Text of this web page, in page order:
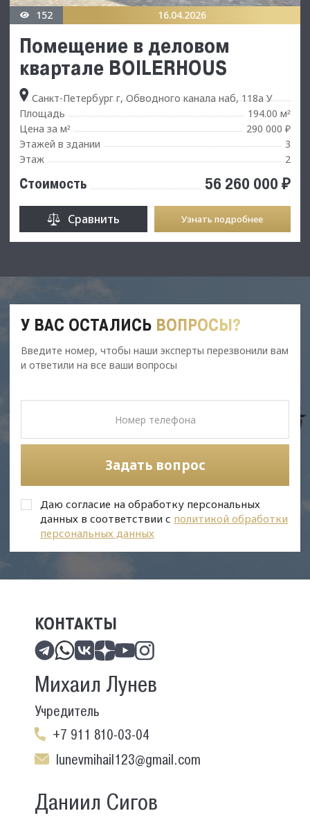
152 16.04.2026
Помещение в дeловом
квартaлe BOILERHОUS
Санкт-Петербург г, Обводного канала наб, 118а У
Площадь
194.00 м²
Цена за м²
290 000 ₽
Этажей в здании
3
Этаж
2
Стоимость 56 260 000 ₽
Сравнить Узнать подробнее
У ВАС ОСТАЛИСЬ ВОПРОСЫ?
Введите номер, чтобы наши эксперты перезвонили вам
и ответили на все ваши вопросы
Задать вопрос
Даю согласие на обработку персональных
данных в соответствии с политикой обработки
персональных данных
КОНТАКТЫ
Михаил Лунев
Учредитель
+7 911 810-03-04
lunevmihail123@gmail.com
Даниил Сигов